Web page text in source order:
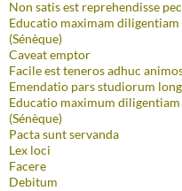
Non satis est reprehendisse
Educatio maximam
(Sénèque)
Caveat emptor
Facile est teneros adhuc
Emendatio pars studiorum
Educatio maximum
(Sénèque)
Pacta sunt servanda
Lex loci
Facere
Debitum